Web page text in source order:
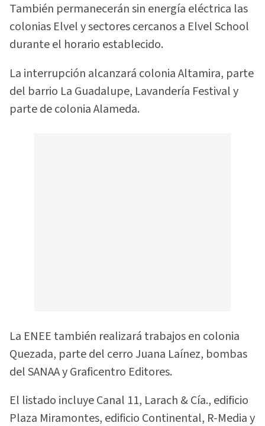
También permanecerán sin energía eléctrica las
colonias Elvel y sectores cercanos a Elvel School
durante el horario establecido.
La interrupción alcanzará colonia Altamira, parte
del barrio La Guadalupe, Lavandería Festival y
parte de colonia Alameda.
La ENEE también realizará trabajos en colonia
Quezada, parte del cerro Juana Laínez, bombas
del SANAA y Graficentro Editores.
El listado incluye Canal 11, Larach & Cía., edificio
Plaza Miramontes, edificio Continental, R-Media y